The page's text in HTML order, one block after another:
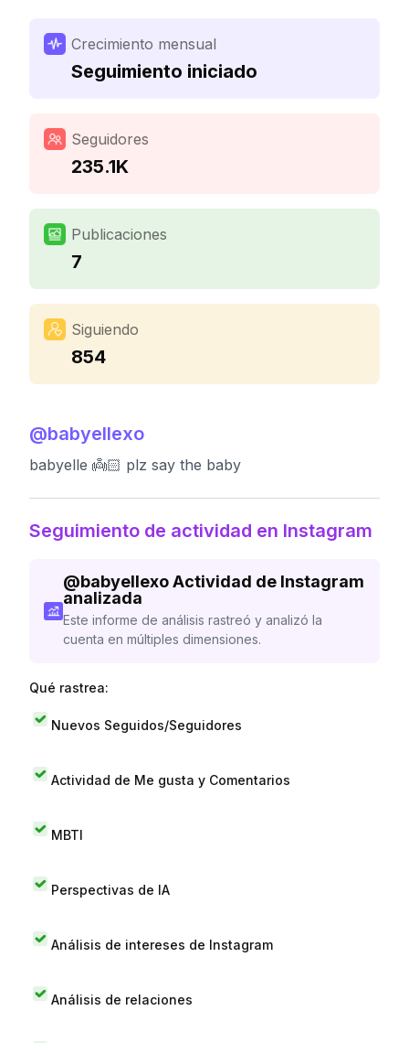
Crecimiento mensual
Seguimiento iniciado
Seguidores
235.1K
Publicaciones
7
Siguiendo
854
@babyellexo
babyelle 👼🏻 plz say the baby
Seguimiento de actividad en Instagram
@babyellexoActividad de Instagram
analizada
Este informe de análisis rastreó y analizó la
cuenta en múltiples dimensiones.
Qué rastrea:
Nuevos Seguidos/Seguidores
Actividad de Me gusta y Comentarios
MBTI
Perspectivas de IA
Análisis de intereses de Instagram
Análisis de relaciones